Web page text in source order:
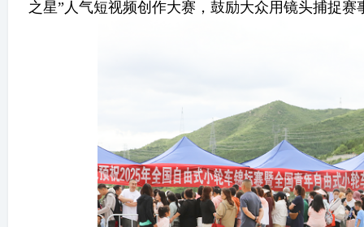
之星”人气短视频创作大赛，鼓励大众用镜头捕捉赛